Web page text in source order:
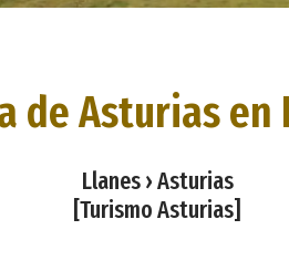
de Asturias en
Llanes › Asturias
[Turismo Asturias]